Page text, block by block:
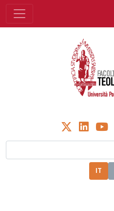
IT